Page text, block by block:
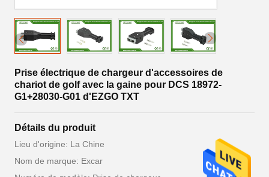
Prise électrique de chargeur d'accessoires de
chariot de golf avec la gaine pour DCS 18972-
G1+28030-G01 d'EZGO TXT
Détails du produit
Lieu d'origine: La Chine
Nom de marque: Excar